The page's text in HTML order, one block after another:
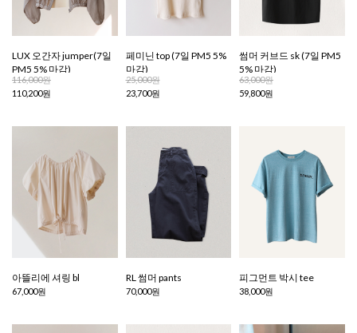
LUX 오간자 jumper(7일
PM5 5% 마감)
116,000원
110,200원
페미닌 top (7일 PM5 5%
마감)
25,000원
23,700원
썸머 커브드 sk (7일 PM5
5% 마감)
63,000원
59,800원
아뜰리에 셔링 bl
67,000원
RL 썸머 pants
70,000원
피그먼트 박시 tee
38,000원